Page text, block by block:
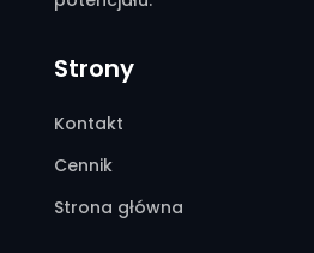
Strony
Kontakt
Cennik
Strona główna